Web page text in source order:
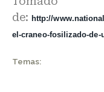
de: http://
el-craneo-fosilizado-de-
Temas: